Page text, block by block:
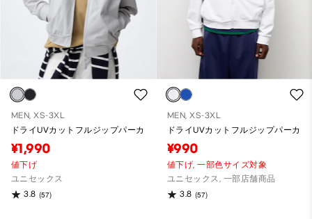
MEN, XS-3XL
ドライUVカットフルジップパーカ
¥1,990
値下げ
ユニセックス
3.8 (57)
MEN, XS-3XL
ドライUVカットフルジップパーカ
¥990
値下げ,一部色サイズ対象
ユニセックス, 一部店舗商品
3.8 (57)